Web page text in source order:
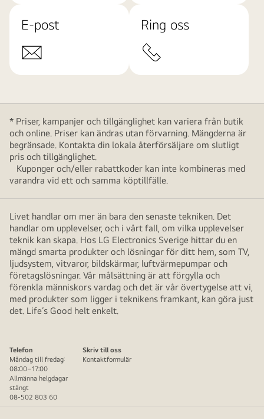
E-post Ring oss
* Priser, kampanjer och tillgänglighet kan variera från butik
och online. Priser kan ändras utan förvarning. Mängderna är
begränsade. Kontakta din lokala återförsäljare om slutligt
pris och tillgänglighet.
Kuponger och/eller rabattkoder kan inte kombineras med
varandra vid ett och samma köptillfälle.
Livet handlar om mer än bara den senaste tekniken. Det
handlar om upplevelser, och i vårt fall, om vilka upplevelser
teknik kan skapa. Hos LG Electronics Sverige hittar du en
mängd smarta produkter och lösningar för ditt hem, som TV,
ljudsystem, vitvaror, bildskärmar, luftvärmepumpar och
företagslösningar. Vår målsättning är att förgylla och
förenkla människors vardag och det är vår övertygelse att vi,
med produkter som ligger i teknikens framkant, kan göra just
det. Life’s Good helt enkelt.
Telefon
Måndag till fredag:
08:00–17:00
Allmänna helgdagar
stängt
08-502 803 60
Skriv till oss
Kontaktformulär